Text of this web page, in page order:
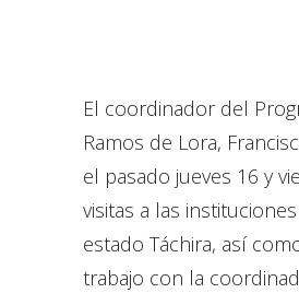
El coordinador del
Ramos de Lora,
el pasado jueves 16 y
visitas a las
estado Táchira, así
trabajo con la